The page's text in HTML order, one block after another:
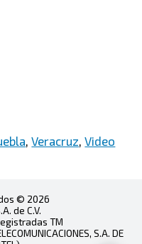
,Veracruz ,Video
© 2026
de C.V.
TM
S.A. DE